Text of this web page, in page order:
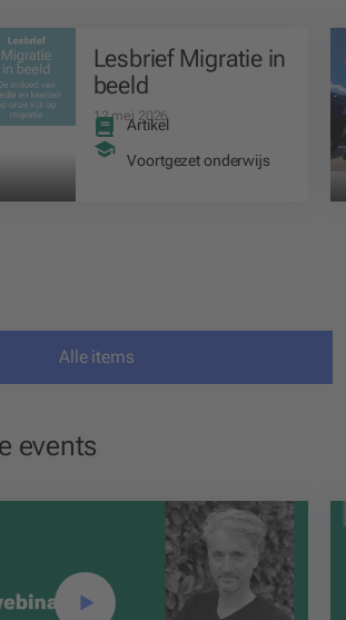
Lesbrief Migratie in
beeld
12 mei 2026
Artikel
Voortgezet onderwijs
Alle items
events